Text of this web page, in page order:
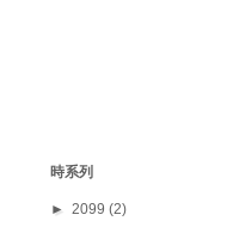
時系列
► 2099 (2)